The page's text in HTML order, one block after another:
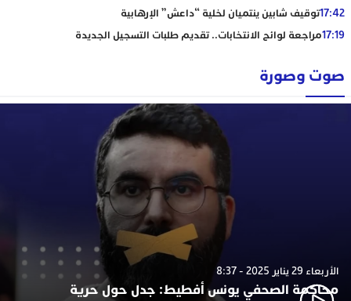
17:42توقيف شابين ينتميان لخلية “داعش” الإرهابية
17:19مراجعة لوائح الانتخابات.. تقديم طلبات التسجيل الجديدة
صوت وصورة
الأربعاء 29 يناير 2025 - 8:37
محاكمة الصحفي يونس أفطيط: جدل حول حرية